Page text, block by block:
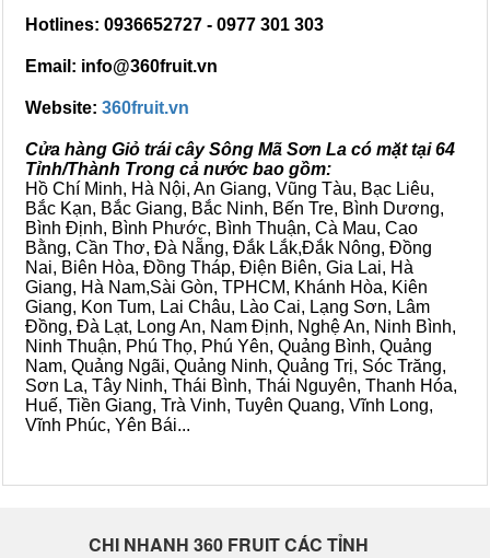
Hotlines: 0936652727 - 0977 301 303
Email: info@360fruit.vn
Website: 360fruit.vn
Cửa hàng Giỏ trái cây Sông Mã Sơn La có mặt tại 64
Tỉnh/Thành Trong cả nước bao gồm:
Hồ Chí Minh, Hà Nội, An Giang, Vũng Tàu, Bạc Liêu,
Bắc Kạn, Bắc Giang, Bắc Ninh, Bến Tre, Bình Dương,
Bình Định, Bình Phước, Bình Thuận, Cà Mau, Cao
Bằng, Cần Thơ, Đà Nẵng, Đắk Lắk,Đắk Nông, Đồng
Nai, Biên Hòa, Đồng Tháp, Điện Biên, Gia Lai, Hà
Giang, Hà Nam,Sài Gòn, TPHCM, Khánh Hòa, Kiên
Giang, Kon Tum, Lai Châu, Lào Cai, Lạng Sơn, Lâm
Đồng, Đà Lạt, Long An, Nam Định, Nghệ An, Ninh Bình,
Ninh Thuận, Phú Thọ, Phú Yên, Quảng Bình, Quảng
Nam, Quảng Ngãi, Quảng Ninh, Quảng Trị, Sóc Trăng,
Sơn La, Tây Ninh, Thái Bình, Thái Nguyên, Thanh Hóa,
Huế, Tiền Giang, Trà Vinh, Tuyên Quang, Vĩnh Long,
Vĩnh Phúc, Yên Bái...
CHI NHANH 360 FRUIT CÁC TỈNH